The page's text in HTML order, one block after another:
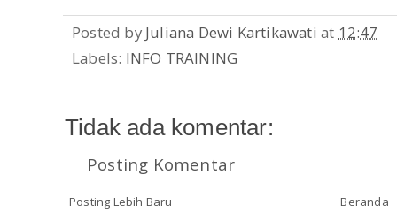
Posted by Juliana Dewi Kartikawati at 12:47
Labels: INFO TRAINING
Tidak ada komentar:
Posting Komentar
Posting Lebih Baru
Beranda